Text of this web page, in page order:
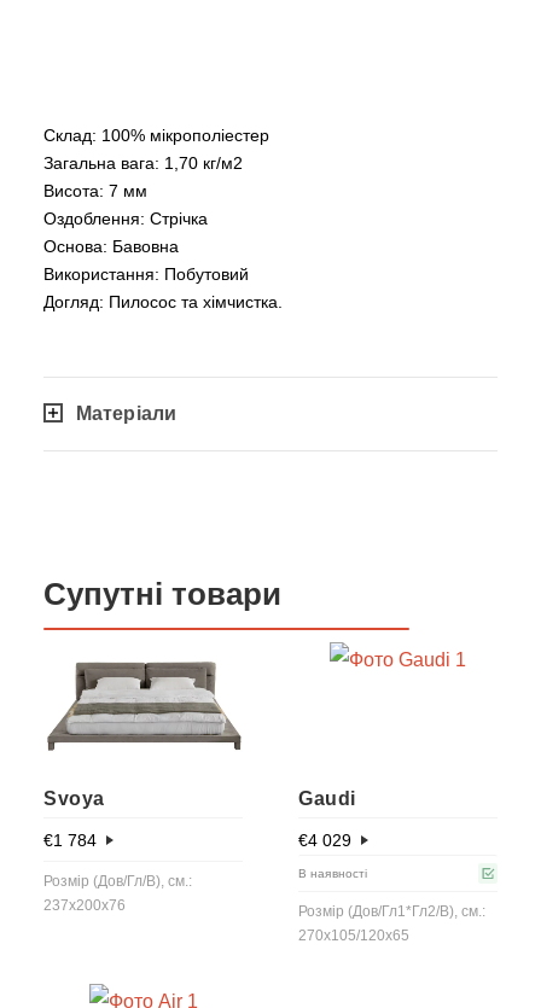
Склад: 100% мікрополіестер
Загальна вага: 1,70 кг/м2
Висота: 7 мм
Оздоблення: Стрічка
Основа: Бавовна
Використання: Побутовий
Догляд: Пилосос та хімчистка.
Матеріали
Супутні товари
Svoya
€1 784
Розмір (Дов/Гл/В), см.:
237x200x76
Gaudi
€4 029
В наявності
Розмір (Дов/Гл1*Гл2/В), см.:
270x105/120x65